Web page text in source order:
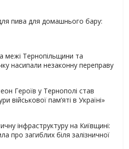
пива для домашнього бару:
межі Тернопільщини та
насипали незаконну переправу
Героїв у Тернополі став
військової пам’яті в Україні»
інфраструктуру на Київщині:
про загиблих біля залізничної